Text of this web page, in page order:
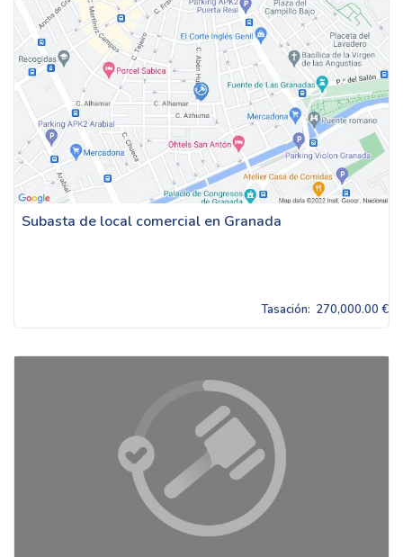
Subasta de local comercial en Granada
Tasación: 270,000.00 €